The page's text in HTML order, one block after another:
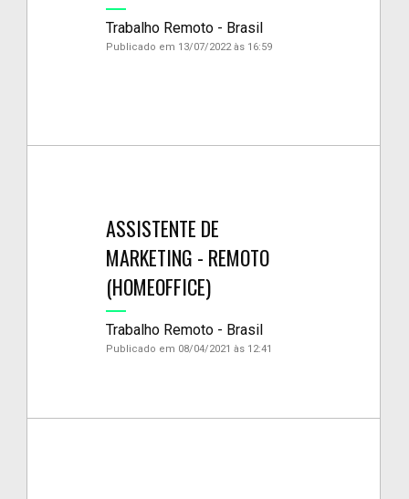
Trabalho Remoto - Brasil
Publicado em 13/07/2022 às 16:59
ASSISTENTE DE
MARKETING - REMOTO
(HOMEOFFICE)
Trabalho Remoto - Brasil
Publicado em 08/04/2021 às 12:41